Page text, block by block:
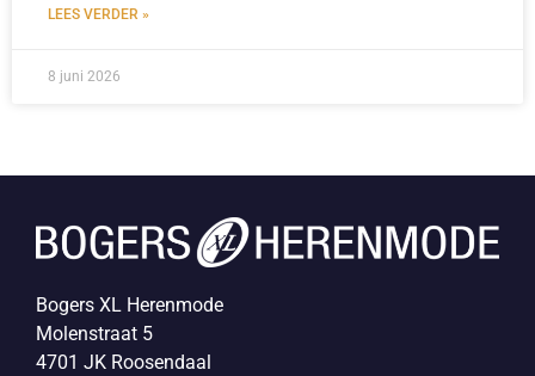
LEES VERDER »
8 juni 2026
Bogers XL Herenmode
Molenstraat 5
4701 JK Roosendaal